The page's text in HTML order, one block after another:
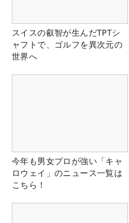
スイスの叡智が生んだTPTシ
ャフトで、ゴルフを異次元の
世界へ
今年も男女プロが強い「キャ
ロウェイ」のニュース一覧は
こちら！